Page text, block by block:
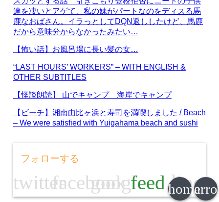
達を凄いとアゲて、私の妹がパートなのをディスる馬
鹿なおばさん。イラっとしてDQN返ししたけど、馬鹿
だから意味分からなかったみたい…
【怖い話】お風呂場に長い髪の女…
“LAST HOURS’ WORKERS” – WITH ENGLISH &
OTHER SUBTITLES
【怪談朗読】 山でキャンプ 海岸でキャンプ
【ビーチ】湘南由比ヶ浜と寿司を満喫しました / Beach
– We were satisfied with Yuigahama beach and sushi
フォローする
twitterfacebook
googlefeed line
home